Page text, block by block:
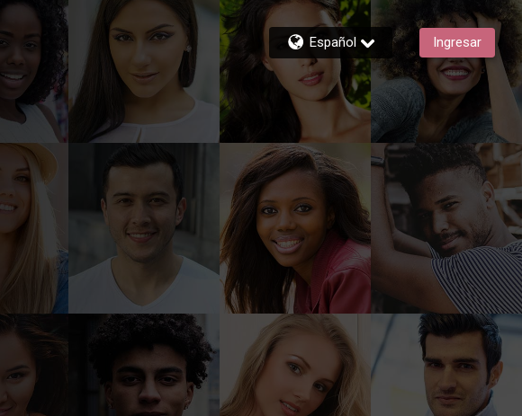
Español Ingresar